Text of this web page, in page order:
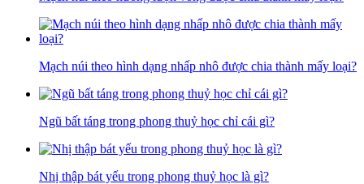
Mạch núi theo hình dạng nhấp nhô được chia thành mấy loại?
Ngũ bất táng trong phong thuỷ học chỉ cái gì?
Nhị thập bát yếu trong phong thuỷ học là gì?